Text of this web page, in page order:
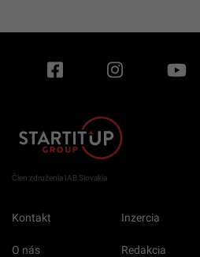
Člen združenia IAB Slovakia
Kontakt Inzercia
O nás Redakcia